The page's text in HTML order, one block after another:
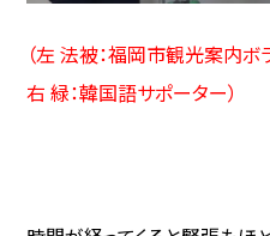
（左 法被：福岡市観光案内ボ
右 緑：韓国語サポーター）